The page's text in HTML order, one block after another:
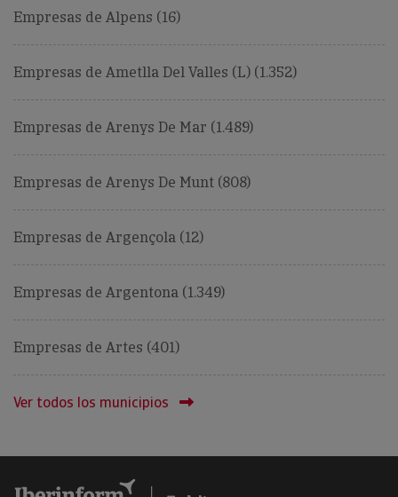
Empresas de Alpens (16)
Empresas de Ametlla Del Valles (L) (1.352)
Empresas de Arenys De Mar (1.489)
Empresas de Arenys De Munt (808)
Empresas de Argençola (12)
Empresas de Argentona (1.349)
Empresas de Artes (401)
Ver todos los municipios